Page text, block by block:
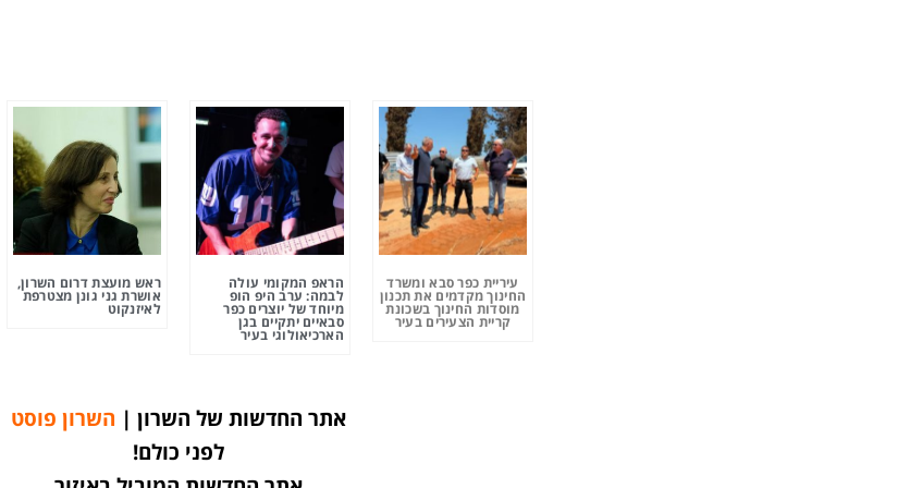
עיריית כפר סבא ומשרד
החינוך מקדמים את תכנון
מוסדות החינוך בשכונת
קריית הצעירים בעיר
הראפ המקומי עולה
לבמה: ערב היפ הופ
מיוחד של יוצרים כפר
סבאיים יתקיים בגן
הארכיאולוגי בעיר
ראש מועצת דרום השרון,
אושרת גני גונן מצטרפת
לאיזנקוט
אתר החדשות של השרון | השרון פוסט
לפני כולם!